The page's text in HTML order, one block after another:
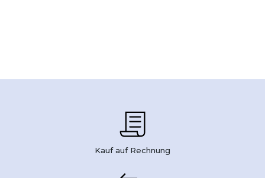
Kauf auf Rechnung